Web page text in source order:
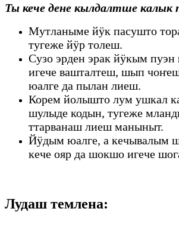
Ты кече дене кылдалтше калык
Мутланыме йӱк пасушто
тугеже йӱр толеш.
Сузо эрден эрак йӱкым
игече вашталтеш, шып
юалге да пылан лиеш.
Корем йолышто лум ушкал
шулыде кодын, тугеже
ттарванаш лиеш маныныт.
Йӱдым юалге, а кечывалым
кече ояр да шокшо игече
Лудаш темлена: